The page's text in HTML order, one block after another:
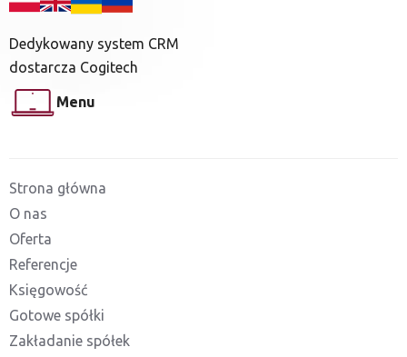
Dedykowany system CRM
dostarcza Cogitech
Menu
Strona główna
O nas
Oferta
Referencje
Księgowość
Gotowe spółki
Zakładanie spółek